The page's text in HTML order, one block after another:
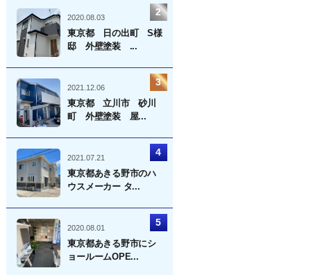
2020.08.03
東京都 日の出町 S様
邸 外壁塗装 ...
2021.12.06
東京都 立川市 砂川
町 外壁塗装 屋...
2021.07.21
東京都あきる野市のハ
ウスメーカー タ...
2020.08.01
東京都あきる野市にシ
ョールームOPE...